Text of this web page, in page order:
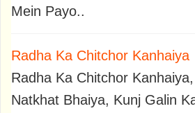
Mein Payo..
Radha Ka Chitchor Kanhaiya
Radha Ka Chitchor
Natkhat Bhaiya, Kunj Galin